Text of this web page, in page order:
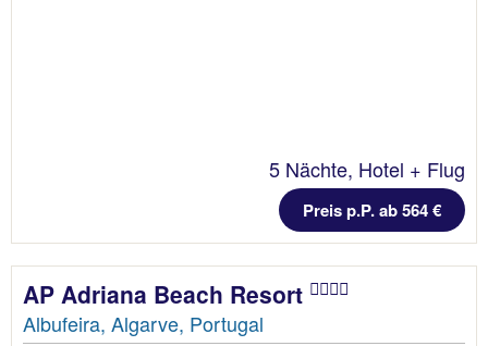
5 Nächte, Hotel + Flug
Preis p.P. ab 564 €
AP Adriana Beach Resort
Albufeira, Algarve, Portugal